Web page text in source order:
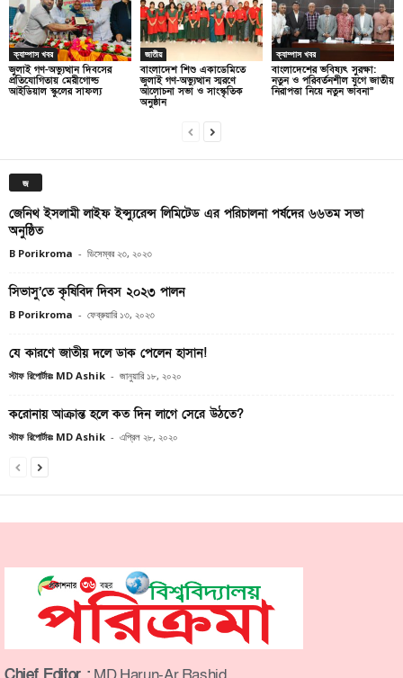
ক্যাম্পাস খবর
জুলাই গণ-অভ্যুত্থান দিবসের
প্রতিযোগিতায় মেরীগোল্ড
আইডিয়াল স্কুলের সাফল্য
জাতীয়
বাংলাদেশ শিশু একাডেমিতে
জুলাই গণ-অভ্যুত্থান স্মরণে
আলোচনা সভা ও সাংস্কৃতিক
অনুষ্ঠান
ক্যাম্পাস খবর
বাংলাদেশের ভবিষ্যৎ সুরক্ষা:
নতুন ও পরিবর্তনশীল যুগে জাতীয়
নিরাপত্তা নিয়ে নতুন ভাবনা”
জ
জেনিথ ইসলামী লাইফ ইন্স্যুরেন্স লিমিটেড এর পরিচালনা পর্ষদের ৬৬তম সভা
অনুষ্ঠিত
B Porikroma - ডিসেম্বর ২৩, ২০২৩
সিভাসু’তে কৃষিবিদ দিবস ২০২৩ পালন
B Porikroma - ফেব্রুয়ারি ১৩, ২০২৩
যে কারণে জাতীয় দলে ডাক পেলেন হাসান!
স্টাফ রিপোর্টারঃ MD Ashik - জানুয়ারি ১৮, ২০২০
করোনায় আক্রান্ত হলে কত দিন লাগে সেরে উঠতে?
স্টাফ রিপোর্টারঃ MD Ashik - এপ্রিল ২৮, ২০২০